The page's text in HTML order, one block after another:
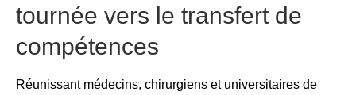
tournée vers le transfert de
compétences
Réunissant médecins, chirurgiens et universitaires de